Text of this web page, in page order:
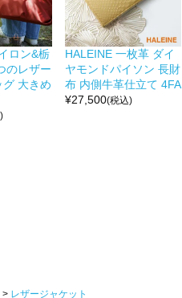
ロン&栃
のレザー
大きめ
HALEINE 一枚革 ダイ
ヤモンドパイソン 長財
布 内側牛革仕立て 4FA
¥27,500(税込)
レザージャケット